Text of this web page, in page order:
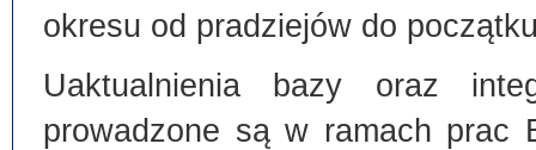
okresu od pradziejów do
Uaktualnienia bazy oraz
prowadzone są w ramach prac